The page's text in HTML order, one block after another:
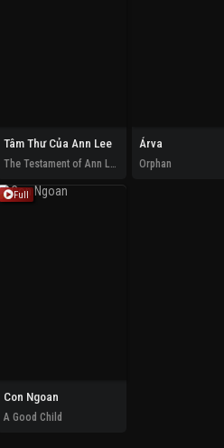
Tâm Thư Của Ann Lee
The Testament of Ann Lee
Árva
Orphan
Full
Con Ngoan
A Good Child